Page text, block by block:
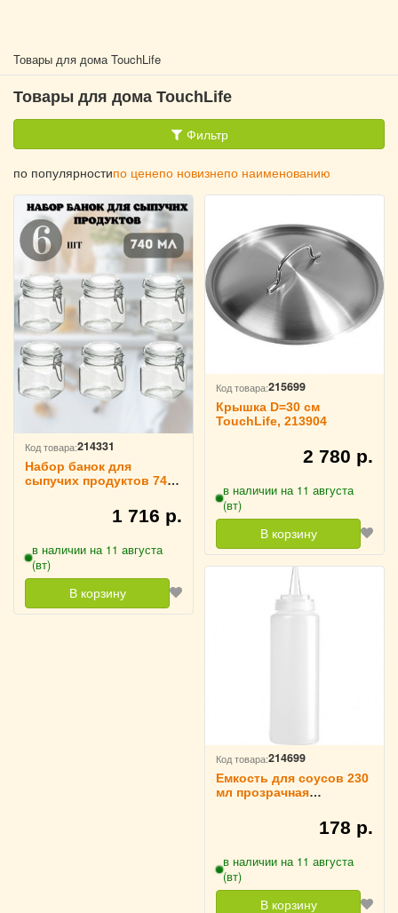
Товары для дома TouchLife
Товары для дома TouchLife
Фильтр
по популярностипо ценепо новизнепо наименованию
Код товара:214331
Набор банок для
сыпучих продуктов 740
1 716 р.
в наличии на 11 августа
(вт)
В корзину
Код товара:215699
Крышка D=30 см
TouchLife, 213904
2 780 р.
в наличии на 11 августа
(вт)
В корзину
Код товара:214699
Емкость для соусов 230
мл прозрачная
178 р.
в наличии на 11 августа
(вт)
В корзину